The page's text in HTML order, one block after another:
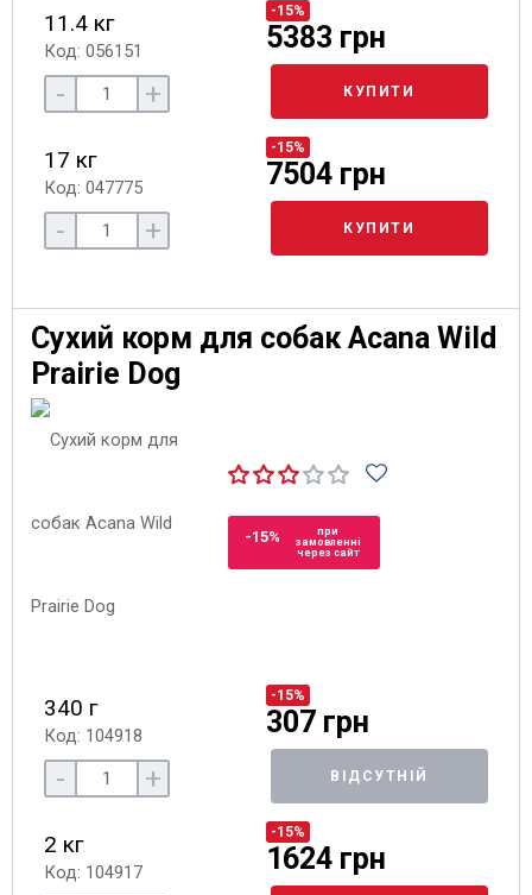
11.4 кг
Код: 056151
-15%
5383 грн
- + КУПИТИ
17 кг
Код: 047775
-15%
7504 грн
- + КУПИТИ
Сухий корм для собак Acana Wild
Prairie Dog
-15%
при
замовленні
через сайт
340 г
Код: 104918
-15%
307 грн
- + ВІДСУТНІЙ
2 кг
Код: 104917
-15%
1624 грн